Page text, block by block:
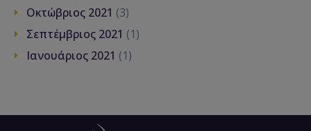
Οκτώβριος 2021 (3)
Σεπτέμβριος 2021 (1)
Ιανουάριος 2021 (1)